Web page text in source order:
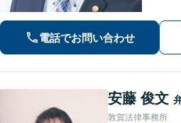
すく説
ください
電話でお問い合わせ
安藤 俊文
敦賀法律事務所